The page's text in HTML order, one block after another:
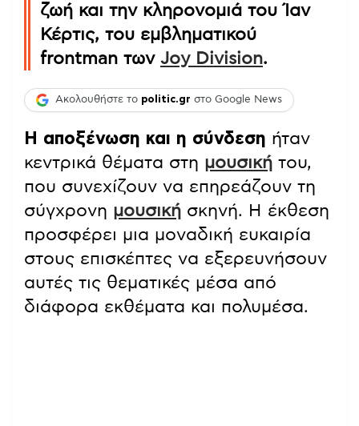
ζωή και την κληρονομιά του Ίαν
Κέρτις, του εμβληματικού
frontman των Joy Division.
Ακολουθήστε το politic.gr στο Google News
Η αποξένωση και η σύνδεση ήταν
κεντρικά θέματα στη μουσική του,
που συνεχίζουν να επηρεάζουν τη
σύγχρονη μουσική σκηνή. Η έκθεση
προσφέρει μια μοναδική ευκαιρία
στους επισκέπτες να εξερευνήσουν
αυτές τις θεματικές μέσα από
διάφορα εκθέματα και πολυμέσα.